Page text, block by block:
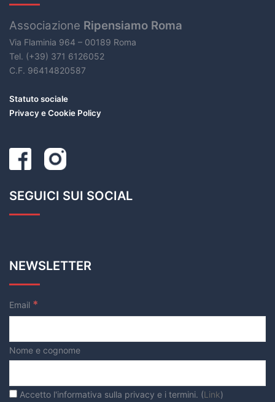
Associazione Ripensiamo Roma
Via Flaminia 964 – 00189 Roma
Tel. (+39) 371 6126052
C.F. 96414820587
Statuto sociale
Privacy e Cookie Policy
SEGUICI SUI SOCIAL
NEWSLETTER
Email *
Nome e cognome
Accetto l'informativa sulla privacy e i termini. (Link)